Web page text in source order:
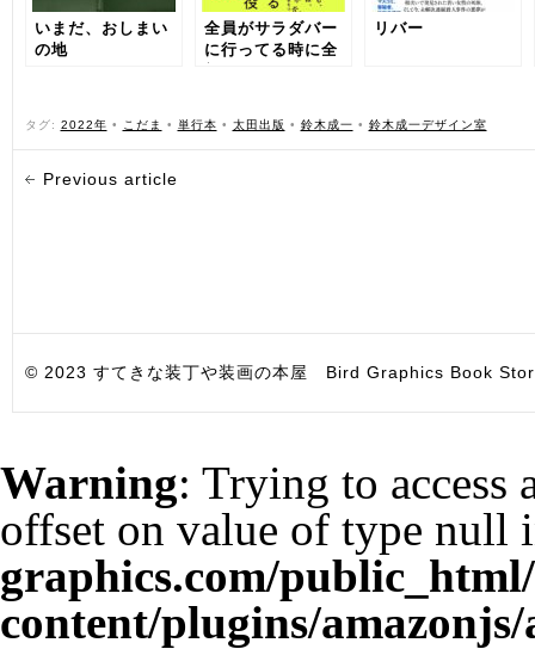
いまだ、おしまい
の地
全員がサラダバー
に行ってる時に全
リバー
タグ: 2022年 • こだま • 単行本 • 太田出版 • 鈴木成一 • 鈴木成一デザイン室
Previous article
© 2023 すてきな装丁や装画の本屋 Bird Graphics Book
Warning: Trying to access
offset on value of type null
graphics.com/
content/plugins/